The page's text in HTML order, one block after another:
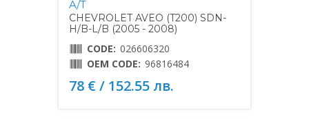
A/Т
CHEVROLET AVEO (T200) SDN-
H/B-L/B (2005 - 2008)
CODE: 026606320
OEM CODE: 96816484
78 € / 152.55 лв.